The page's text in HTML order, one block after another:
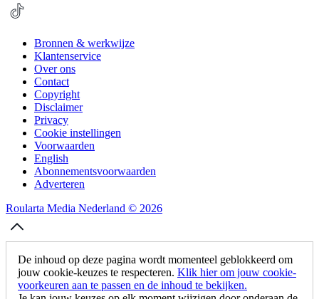
Bronnen & werkwijze
Klantenservice
Over ons
Contact
Copyright
Disclaimer
Privacy
Cookie instellingen
Voorwaarden
English
Abonnementsvoorwaarden
Adverteren
Roularta Media Nederland © 2026
De inhoud op deze pagina wordt momenteel geblokkeerd om
jouw cookie-keuzes te respecteren. Klik hier om jouw cookie-
voorkeuren aan te passen en de inhoud te bekijken.